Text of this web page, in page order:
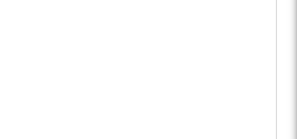
Descubre quién fuiste en el
influye en tu presente, en tus
de vida.✨
libera cargas
tu equilibrio y elevaras tú